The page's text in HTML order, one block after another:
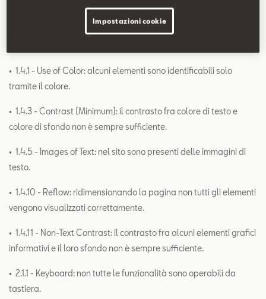
informazioni dell'utente non hanno l'attributo autocomplete
• 1.4.1 - Use of Color: alcuni elementi sono identificabili solo
tramite il colore.
• 1.4.3 - Contrast (Minimum): il contrasto fra colore di testo e
colore di sfondo non è sempre sufficiente.
• 1.4.5 - Images of Text: nel sito sono presenti delle immagini di
testo.
• 1.4.10 - Reflow: ridimensionando la pagina non tutti gli elementi
vengono visualizzati correttamente.
• 1.4.11 - Non-Text Contrast: il contrasto fra alcuni elementi grafici
informativi e il loro sfondo non è sempre sufficiente.
• 2.1.1 - Keyboard: non tutte le funzionalità sono operabili da
tastiera.
Impostazioni cookie